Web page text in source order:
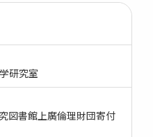
研究室
図書館上廣倫理財団寄付